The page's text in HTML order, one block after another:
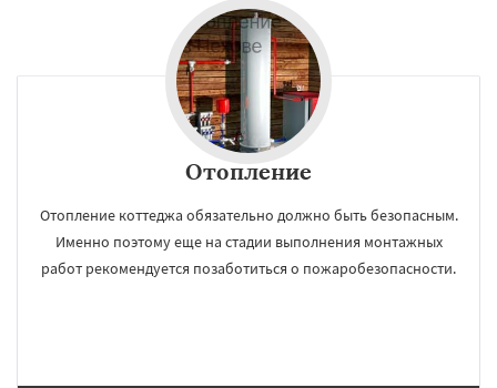
Отопление
Отопление коттеджа обязательно должно быть безопасным.
Именно поэтому еще на стадии выполнения монтажных
работ рекомендуется позаботиться о пожаробезопасности.